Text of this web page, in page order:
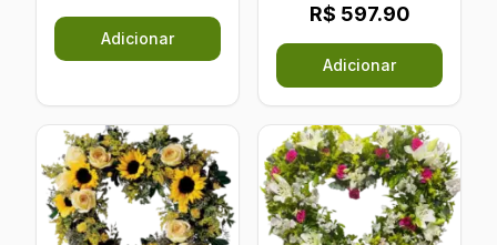
Adicionar
R$ 597.90
Adicionar